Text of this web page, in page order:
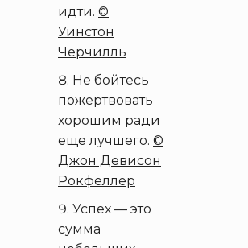
идти. ©
Уинстон
Черчилль
Не бойтесь
пожертвовать
хорошим ради
еще лучшего. ©
Джон Девисон
Рокфеллер
Успех — это
сумма